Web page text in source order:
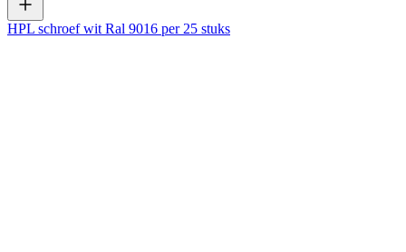
HPL schroef wit Ral 9016 per 25 stuks